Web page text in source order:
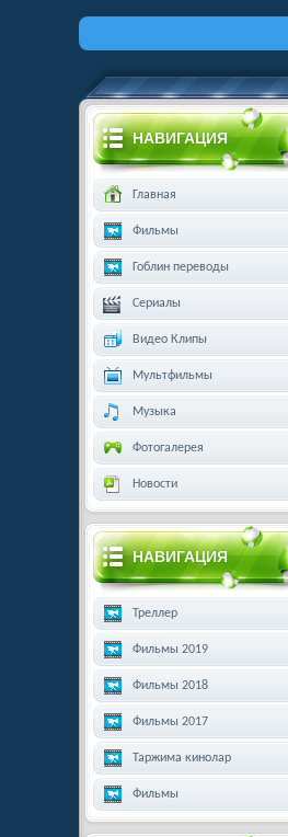
НАВИГАЦИЯ
Главная
Фильмы
Гоблин переводы
Сериалы
Видео Клипы
Мультфильмы
Музыка
Фотогалерея
Новости
НАВИГАЦИЯ
Треллер
Фильмы 2019
Фильмы 2018
Фильмы 2017
Таржима кинолар
Фильмы